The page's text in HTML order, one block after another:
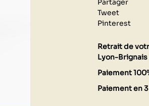
Partager
Tweet
Pinterest
Retrait de
Lyon-Brignais
Paiement
Paiement en